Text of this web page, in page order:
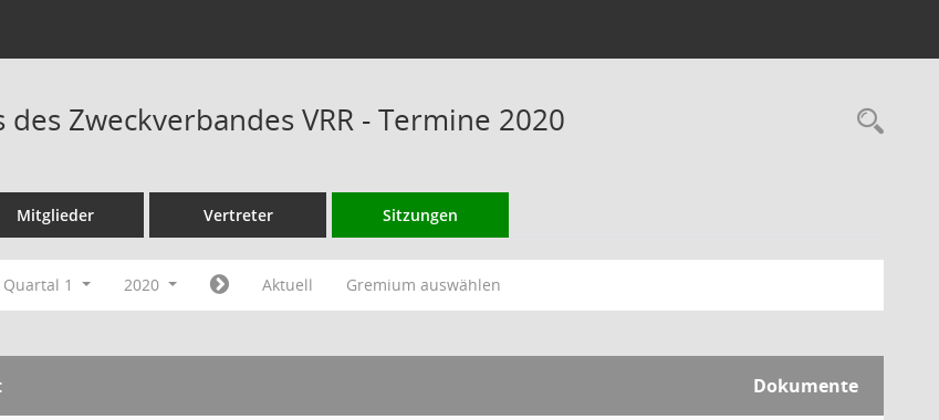
des Zweckverbandes VRR - Termine 2020
Mitglieder Vertreter Sitzungen
Quartal 1 2020 Aktuell Gremium auswählen
Dokumente